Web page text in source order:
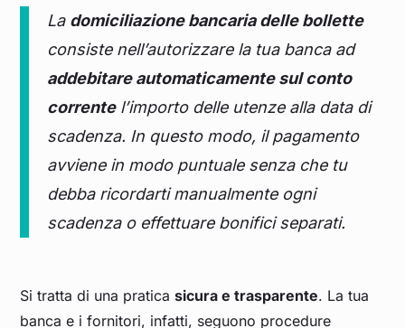
La domiciliazione bancaria delle bollette
consiste nell’autorizzare la tua banca ad
addebitare automaticamente sul conto
correntel’importo delle utenze alla data di
scadenza. In questo modo, il pagamento
avviene in modo puntuale senza che tu
debba ricordarti manualmente ogni
scadenza o effettuare bonifici separati.
Si tratta di una praticasicura e trasparente. La tua
banca e i fornitori, infatti, seguono procedure